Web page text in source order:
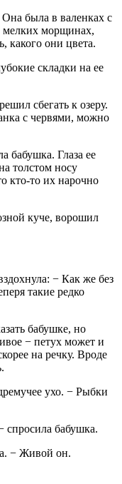
была в валенках с
мелких морщинах,
какого они цвета.
складки на ее
сбегать к озеру.
с червями, можно
бабушка. Глаза ее
толстом носу
кто-то их нарочно
куче, ворошил
− Как же без
такие редко
бабушке, но
− петух может и
на речку. Вроде
ухо. − Рыбки
спросила бабушка.
− Живой он.